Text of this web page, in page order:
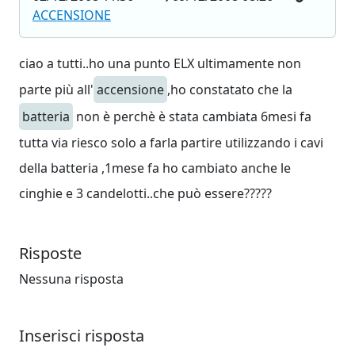
ACCENSIONE
ciao a tutti..ho una punto ELX ultimamente non
parte più all' accensione ,ho constatato che la
batteria non è perchè è stata cambiata 6mesi fa
tutta via riesco solo a farla partire utilizzando i cavi
della batteria ,1mese fa ho cambiato anche le
cinghie e 3 candelotti..che può essere?????
Risposte
Nessuna risposta
Inserisci risposta